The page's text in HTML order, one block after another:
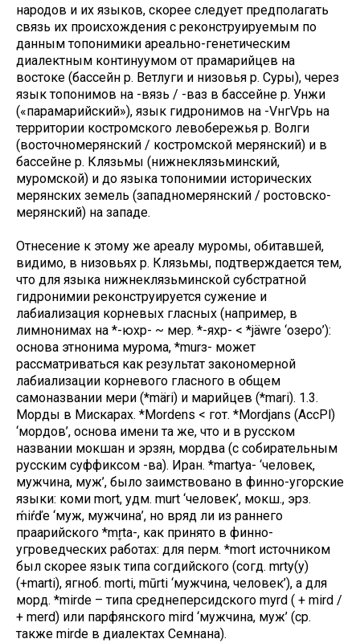
народов и их языков, скорее следует предполагать
связь их происхождения с реконструируемым по
данным топонимики ареально-генетическим
диалектным континуумом от прамарийцев на
востоке (бассейн р. Ветлуги и низовья р. Суры), через
язык топонимов на -вязь / -ваз в бассейне р. Унжи
(«парамарийский»), язык гидронимов на -VнгVрь на
территории костромского левобережья р. Волги
(восточномерянский / костромской мерянский) и в
бассейне р. Клязьмы (нижнеклязьминский,
муромской) и до языка топонимии исторических
мерянских земель (западномерянский / ростовско-
мерянский) на западе.
Отнесение к этому же ареалу муромы, обитавшей,
видимо, в низовьях р. Клязьмы, подтверждается тем,
что для языка нижнеклязьминской субстратной
гидронимии реконструируется сужение и
лабиализация корневых гласных (например, в
лимнонимах на *-юхр- ~ мер. *-яхр- < *jäwre ‘озеро’):
основа этнонима мурома, *murз- может
рассматриваться как результат закономерной
лабиализации корневого гласного в общем
самоназвании мери (*märi) и марийцев (*mari). 1.3.
Морды в Мискарах. *Mordens < гот. *Mordjans (AccPl)
‘мордов’, основа имени та же, что и в русском
названии мокшан и эрзян, мордва (с собирательным
русским суффиксом -ва). Иран. *martya- ‘человек,
мужчина, муж’, было заимствовано в финно-угорские
языки: коми mort, удм. murt ‘человек’, мокш., эрз.
ḿiŕďe ‘муж, мужчина’, но вряд ли из раннего
праарийского *mr̥ta-, как принято в финно-
угроведческих работах: для перм. *mort источником
был скорее язык типа согдийского (согд. mrty(y)
(+marti), ягноб. morti, mūrti ‘мужчина, человек’), а для
морд. *mirde – типа среднеперсидского myrd ( + mird /
+ merd) или парфянского mird ‘мужчина, муж’ (ср.
также mirde в диалектах Семнана).